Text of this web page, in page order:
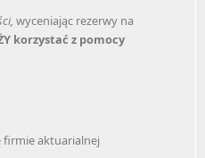
wyceniając rezerwy na
korzystać z pomocy
firmie aktuarialnej